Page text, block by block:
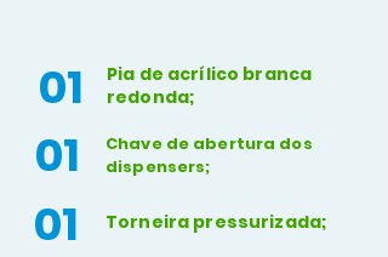
01
01
01
Pia de acrílico branca
redonda;
Chave de abertura dos
dispensers;
Torneira pressurizada;